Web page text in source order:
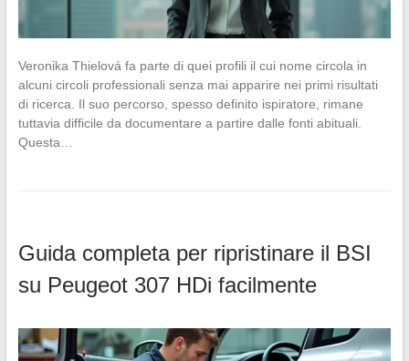
Veronika Thielová fa parte di quei profili il cui nome circola in
alcuni circoli professionali senza mai apparire nei primi risultati
di ricerca. Il suo percorso, spesso definito ispiratore, rimane
tuttavia difficile da documentare a partire dalle fonti abituali.
Questa…
Guida completa per ripristinare il BSI
su Peugeot 307 HDi facilmente